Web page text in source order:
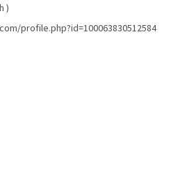
)
profile.php?id=100063830512584